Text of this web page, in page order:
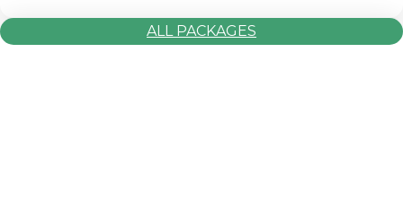
ALL PACKAGES